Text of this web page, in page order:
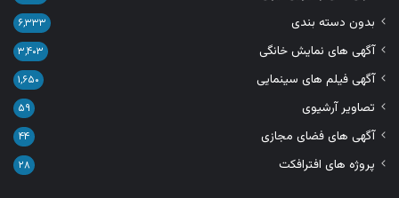
بدون دسته بندی ۶,۳۳۳
آگهی های نمایش خانگی ۳,۴۰۳
آگهی فیلم های سینمایی ۱,۶۵۰
تصاویر آرشیوی ۵۹
آگهی های فضای مجازی ۴۴
پروژه های افترافکت ۲۸